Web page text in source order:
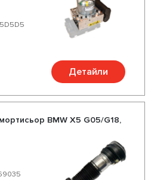
Детайли
BMW X5 G05/G18,